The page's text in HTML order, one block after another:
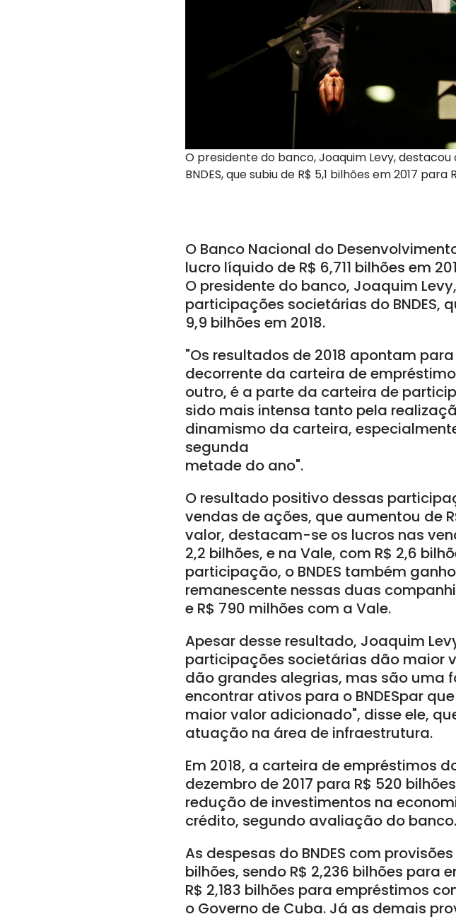
O presidente do banco, Joaquim Levy,
BNDES, que subiu de R$ 5,1 bilhões em 2017 para
O Banco Nacional do
lucro líquido de R$ 6,711 bilhões em
O presidente do banco, Joaquim
participações societárias do BNDES,
9,9 bilhões em 2018.
"Os resultados de 2018 apontam
decorrente da carteira de
outro, é a parte da carteira de
sido mais intensa tanto pela
dinamismo da carteira,
segunda
metade do ano".
O resultado positivo dessas
vendas de ações, que aumentou de
valor, destacam-se os lucros nas
2,2 bilhões, e na Vale, com R$ 2,6
participação, o BNDES também
remanescente nessas duas
e R$ 790 milhões com a Vale.
Apesar desse resultado, Joaquim
participações societárias dão maior
dão grandes alegrias, mas são uma
encontrar ativos para o BNDESpar
maior valor adicionado", disse ele,
atuação na área de infraestrutura.
Em 2018, a carteira de empréstimos
dezembro de 2017 para R$ 520
redução de investimentos na
crédito, segundo avaliação do banco.
As despesas do BNDES com
bilhões, sendo R$ 2,236 bilhões para
R$ 2,183 bilhões para empréstimos
o Governo de Cuba. Já as demais